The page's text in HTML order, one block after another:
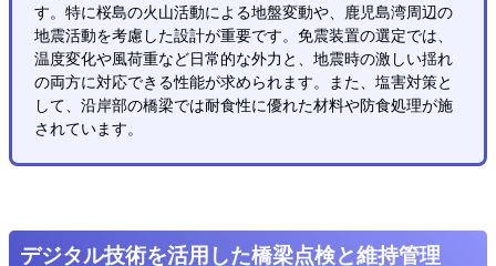
す。特に桜島の火山活動による地盤変動や、鹿児島湾周辺の
地震活動を考慮した設計が重要です。免震装置の選定では、
温度変化や風荷重など日常的な外力と、地震時の激しい揺れ
の両方に対応できる性能が求められます。また、塩害対策と
して、沿岸部の橋梁では耐食性に優れた材料や防食処理が施
されています。
デジタル技術を活用した橋梁点検と維持管理